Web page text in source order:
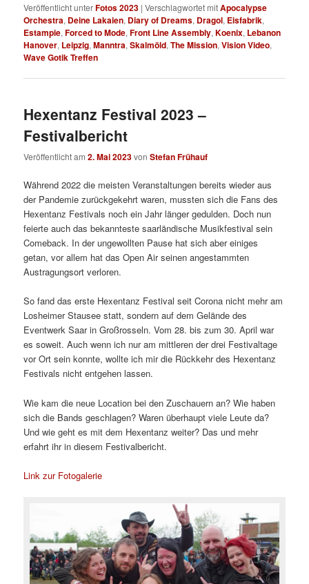
Veröffentlicht unterFotos 2023 |Verschlagwortet mitApocalypse
Orchestra, Deine Lakaien, Diary of Dreams, Dragol, Eisfabrik,
Estampie,Forced to Mode,Front Line Assembly,Koenix, Lebanon
Hanover, Leipzig,Manntra,Skalmöld,The Mission,Vision Video,
Wave Gotik Treffen
Hexentanz Festival 2023 –
Festivalbericht
Veröffentlicht am2. Mai 2023vonStefan Frühauf
Während 2022 die meisten Veranstaltungen bereits wieder aus
der Pandemie zurückgekehrt waren, mussten sich die Fans des
Hexentanz Festivals noch ein Jahr länger gedulden. Doch nun
feierte auch das bekannteste saarländische Musikfestival sein
Comeback. In der ungewollten Pause hat sich aber einiges
getan, vor allem hat das Open Air seinen angestammten
Austragungsort verloren.
So fand das erste Hexentanz Festival seit Corona nicht mehr am
Losheimer Stausee statt, sondern auf dem Gelände des
Eventwerk Saar in Großrosseln. Vom 28. bis zum 30. April war
es soweit. Auch wenn ich nur am mittleren der drei Festivaltage
vor Ort sein konnte, wollte ich mir die Rückkehr des Hexentanz
Festivals nicht entgehen lassen.
Wie kam die neue Location bei den Zuschauern an? Wie haben
sich die Bands geschlagen? Waren überhaupt viele Leute da?
Und wie geht es mit dem Hexentanz weiter? Das und mehr
erfahrt ihr in diesem Festivalbericht.
Link zur Fotogalerie